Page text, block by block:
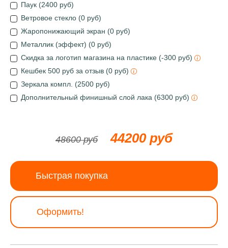
Паук (2400 руб)
Ветровое стекло (0 руб)
Жаропонижающий экран (0 руб)
Металлик (эффект) (0 руб)
Скидка за логотип магазина на пластике (-300 руб)
Кешбек 500 руб за отзыв (0 руб)
Зеркала компл. (2500 руб)
Дополнительный финишный слой лака (6300 руб)
48600 руб 44200 руб
Быстрая покупка
Оформить!